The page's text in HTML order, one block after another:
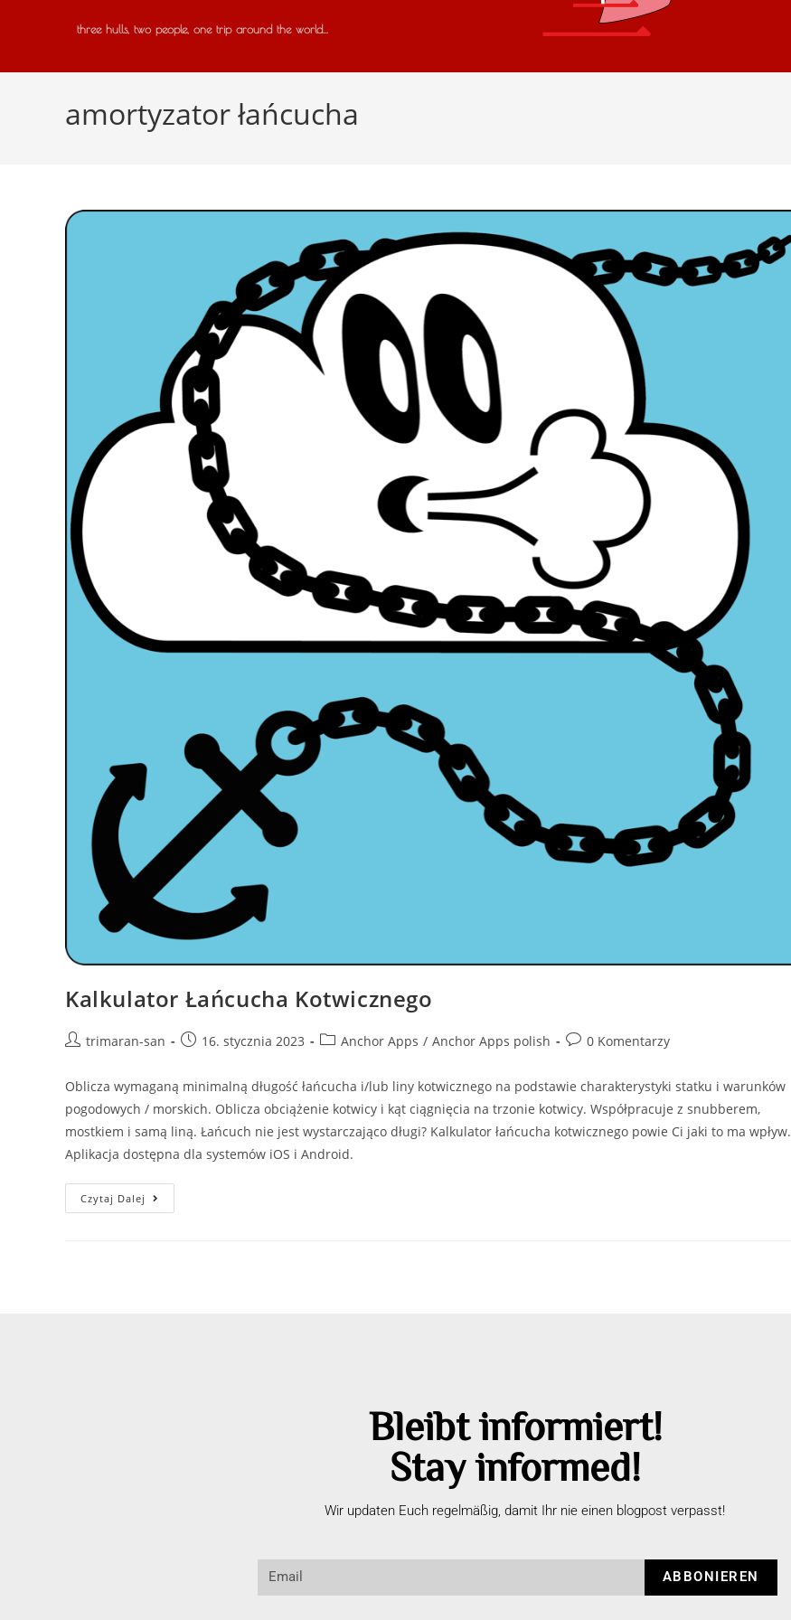
three hulls, two people, one trip around the world...
amortyzator łańcucha
Kalkulator Łańcucha Kotwicznego
trimaran-san 16. stycznia 2023 Anchor Apps / Anchor Apps polish 0 Komentarzy
Oblicza wymaganą minimalną długość łańcucha i/lub liny kotwicznego na podstawie charakterystyki statku i warunków
pogodowych / morskich. Oblicza obciążenie kotwicy i kąt ciągnięcia na trzonie kotwicy. Współpracuje z snubberem,
mostkiem i samą liną. Łańcuch nie jest wystarczająco długi? Kalkulator łańcucha kotwicznego powie Ci jaki to ma wpływ.
Aplikacja dostępna dla systemów iOS i Android.
Czytaj Dalej
Bleibt informiert!
Stay informed!
Wir updaten Euch regelmäßig, damit Ihr nie einen blogpost verpasst!
ABBONIEREN